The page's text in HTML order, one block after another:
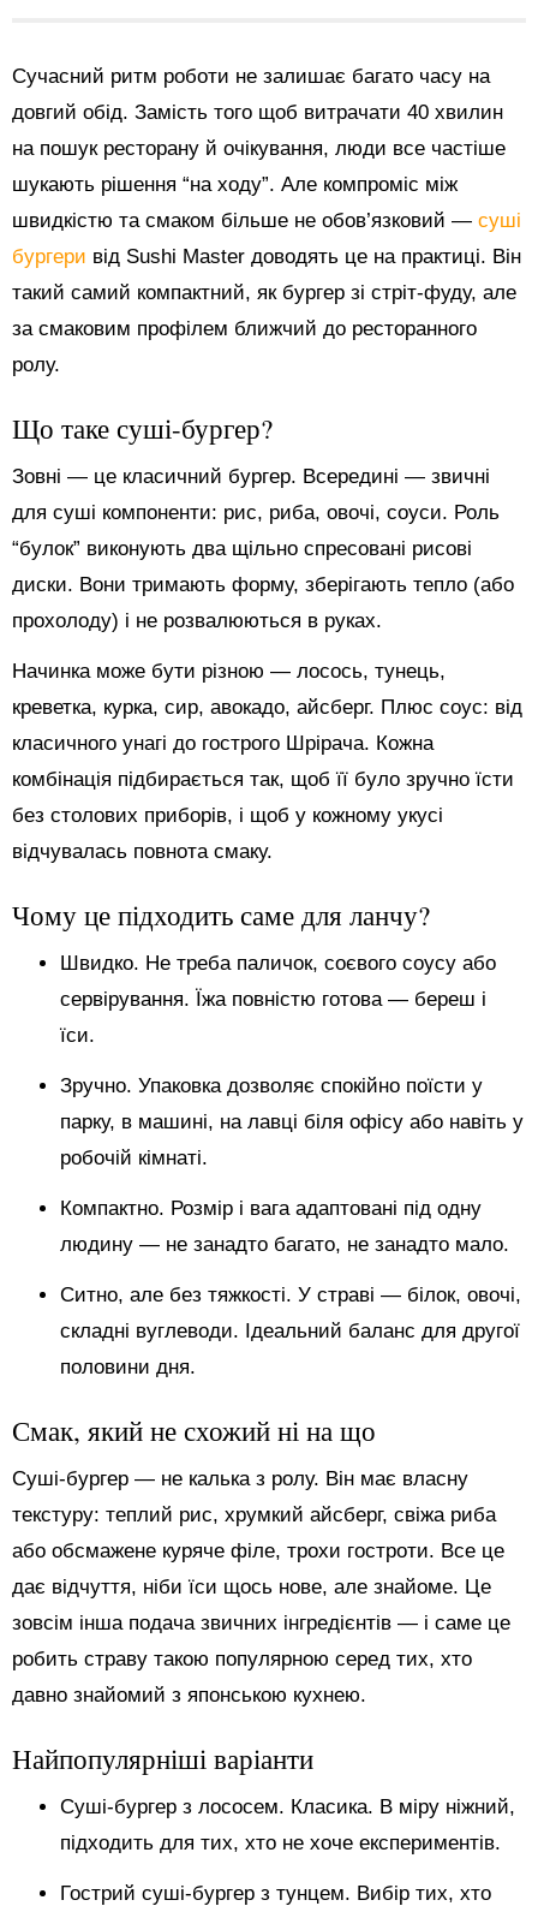
Сучасний ритм роботи не залишає багато часу на
довгий обід. Замість того щоб витрачати 40 хвилин
на пошук ресторану й очікування, люди все частіше
шукають рішення “на ходу”. Але компроміс між
швидкістю та смаком більше не обов’язковий — суші
бургери від Sushi Master доводять це на практиці. Він
такий самий компактний, як бургер зі стріт-фуду, але
за смаковим профілем ближчий до ресторанного
ролу.
Що таке суші-бургер?
Зовні — це класичний бургер. Всередині — звичні
для суші компоненти: рис, риба, овочі, соуси. Роль
“булок” виконують два щільно спресовані рисові
диски. Вони тримають форму, зберігають тепло (або
прохолоду) і не розвалюються в руках.
Начинка може бути різною — лосось, тунець,
креветка, курка, сир, авокадо, айсберг. Плюс соус: від
класичного унагі до гострого Шрірача. Кожна
комбінація підбирається так, щоб її було зручно їсти
без столових приборів, і щоб у кожному укусі
відчувалась повнота смаку.
Чому це підходить саме для ланчу?
Швидко. Не треба паличок, соєвого соусу або
сервірування. Їжа повністю готова — береш і
їси.
Зручно. Упаковка дозволяє спокійно поїсти у
парку, в машині, на лавці біля офісу або навіть у
робочій кімнаті.
Компактно. Розмір і вага адаптовані під одну
людину — не занадто багато, не занадто мало.
Ситно, але без тяжкості. У страві — білок, овочі,
складні вуглеводи. Ідеальний баланс для другої
половини дня.
Смак, який не схожий ні на що
Суші-бургер — не калька з ролу. Він має власну
текстуру: теплий рис, хрумкий айсберг, свіжа риба
або обсмажене куряче філе, трохи гостроти. Все це
дає відчуття, ніби їси щось нове, але знайоме. Це
зовсім інша подача звичних інгредієнтів — і саме це
робить страву такою популярною серед тих, хто
давно знайомий з японською кухнею.
Найпопулярніші варіанти
Суші-бургер з лососем. Класика. В міру ніжний,
підходить для тих, хто не хоче експериментів.
Гострий суші-бургер з тунцем. Вибір тих, хто